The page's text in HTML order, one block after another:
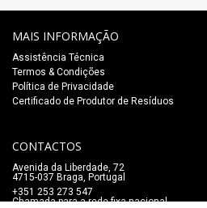
MAIS INFORMAÇÃO
Assistência Técnica
Termos & Condições
Política de Privacidade
Certificado de Produtor de Resíduos
CONTACTOS
Avenida da Liberdade, 72
4715-037 Braga, Portugal
+351 253 273 547
Chamada para a rede fixa nacional